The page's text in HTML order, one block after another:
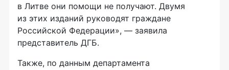
в Литве они помощи не получают. Двумя
из этих изданий руководят граждане
Российской Федерации», — заявила
представитель ДГБ.
Также, по данным департамента